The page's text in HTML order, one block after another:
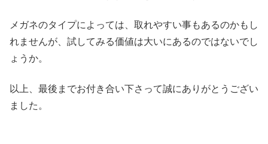
メガネのタイプによっては、取れやすい事もあるのかもし
れませんが、試してみる価値は大いにあるのではないでし
ょうか。
以上、最後までお付き合い下さって誠にありがとうござい
ました。